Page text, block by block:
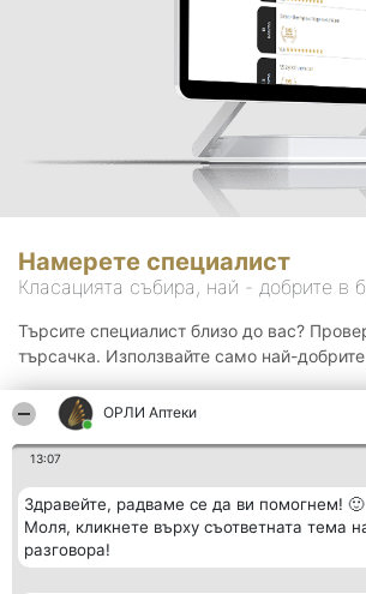
ОРЛИ Аптеки
13:07
Здравейте, радваме се да ви помогнем! 🙂
Моля, кликнете върху съответната тема
разговора!
Намерете специалист
Класацията събира, най - добрите в
Търсите специалист близо до вас?
търсачка. Използвайте само най-добрите